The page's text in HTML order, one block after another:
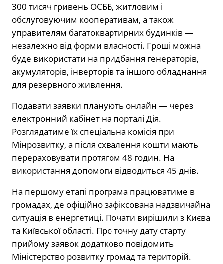
300 тисяч гривень ОСББ, житловим і
обслуговуючим кооперативам, а також
управителям багатоквартирних будинків —
незалежно від форми власності. Гроші можна
буде використати на придбання генераторів,
акумуляторів, інверторів та іншого обладнання
для резервного живлення.
Подавати заявки планують онлайн — через
електронний кабінет на порталі Дія.
Розглядатиме їх спеціальна комісія при
Мінрозвитку, а після схвалення кошти мають
перераховувати протягом 48 годин. На
використання допомоги відводиться 45 днів.
На першому етапі програма працюватиме в
громадах, де офіційно зафіксована надзвичайна
ситуація в енергетиці. Почати вирішили з Києва
та Київської області. Про точну дату старту
прийому заявок додатково повідомить
Міністерство розвитку громад та територій.